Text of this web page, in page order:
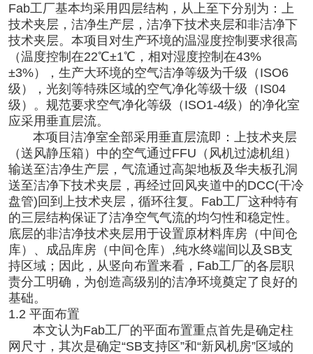
Fab工厂基本均采用四层结构，从上至下分别为：上
技术夹层，洁净生产层，洁净下技术夹层和非洁净下
技术夹层。本项目对生产环境的温湿度控制要求很高
（温度控制在22℃±1℃，相对湿度控制在43%
±3%），生产大环境的空气洁净等级为千级（ISO6
级），光刻等特殊区域的空气净化等级十级（IS04
级）。规范要求空气净化等级（ISO1-4级）的净化室
应采用垂直层流。
本项目洁净室全部采用垂直层流即：上技术夹层
（送风静压箱）中的空气通过FFU（风机过滤机组）
输送至洁净生产层，气流通过高架地板及华夫板孔洞
送至洁净下技术夹层，再经过回风夹道中的DCC(干冷
盘管)回到上技术夹层，循环往复。Fab工厂这种特有
的三层结构保证了洁净空气气流的均匀性和稳定性。
底层的非洁净技术夹层用于设置原材料库房（中间仓
库）、成品库房（中间仓库）,纯水终端间以及SB支
持区域；因此，从竖向布置来看，Fab工厂的各层职
责分工明确，为创造高级别的洁净环境奠定了良好的
基础。
1.2 平面布置
本文认为Fab工厂的平面布置重点首先是确定柱
网尺寸，其次是确定“SB支持区”和“新风机房”区域的